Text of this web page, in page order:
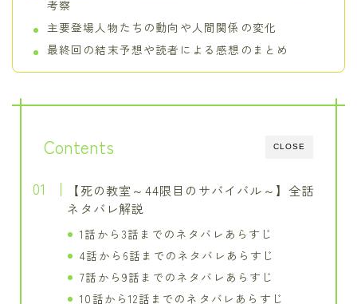
考察
主要登場人物たちの動向や人間関係の変化
最終回の結末予想や読者による感想のまとめ
CLOSE
Contents
【死の教室～44限目のサバイバル～】全話
ネタバレ解説
1話から3話までのネタバレあらすじ
4話から6話までのネタバレあらすじ
7話から9話までのネタバレあらすじ
10話から12話までのネタバレあらすじ